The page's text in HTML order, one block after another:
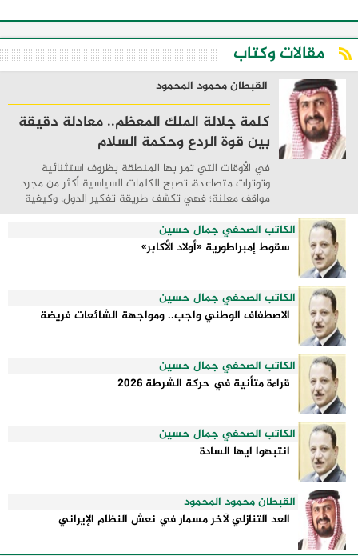
مقالات وكتاب
القبطان محمود المحمود
كلمة جلالة الملك المعظم.. معادلة دقيقة
بين قوة الردع وحكمة السلام
في الأوقات التي تمر بها المنطقة بظروف استثنائية
وتوترات متصاعدة، تصبح الكلمات السياسية أكثر من مجرد
مواقف معلنة؛ فهي تكشف طريقة تفكير الدول، وكيفية
إدارتها للأزمات، والحدود التي تفصل بين القوة ...
الكاتب الصحفي جمال حسين
سقوط إمبراطورية «أولاد الأكابر»
الكاتب الصحفي جمال حسين
الاصطفاف الوطني واجب.. ومواجهة الشائعات فريضة
الكاتب الصحفي جمال حسين
قراءة متأنية في حركة الشرطة 2026
الكاتب الصحفي جمال حسين
انتبهوا ايها السادة
القبطان محمود المحمود
العد التنازلي لآخر مسمار في نعش النظام الإيراني